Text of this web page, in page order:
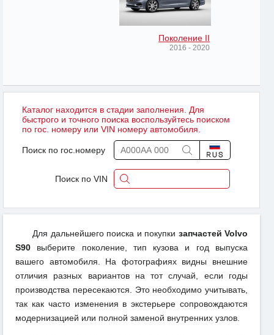
Поколение II
2016 - 2020
Каталог находится в стадии заполнения. Для
быстрого и точного поиска воспользуйтесь поиском
по гос. номеру или VIN номеру автомобиля.
Поиск по гос.номеру
Поиск по VIN
Для дальнейшего поиска и покупки запчастей Volvo
S90 выберите поколение, тип кузова и год выпуска
вашего автомобиля. На фотографиях видны внешние
отличия разных вариантов на тот случай, если годы
производства пересекаются. Это необходимо учитывать,
так как часто изменения в экстерьере сопровождаются
модернизацией или полной заменой внутренних узлов.